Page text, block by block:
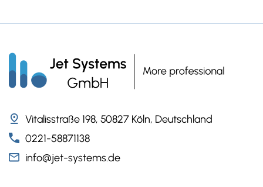
Vitalisstraße 198, 50827 Köln, Deutschland
0221-58871138
info@jet-systems.de